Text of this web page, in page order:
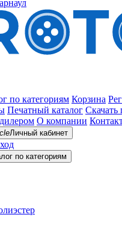
по категориям Корзина
Печатный каталог Скачать
О компании
Личный кабинет
по категориям